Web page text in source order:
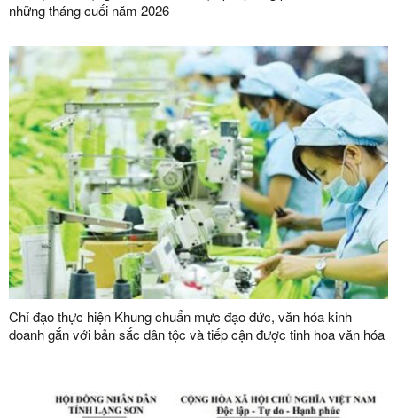
những tháng cuối năm 2026
Chỉ đạo thực hiện Khung chuẩn mực đạo đức, văn hóa kinh
doanh gắn với bản sắc dân tộc và tiếp cận được tinh hoa văn hóa